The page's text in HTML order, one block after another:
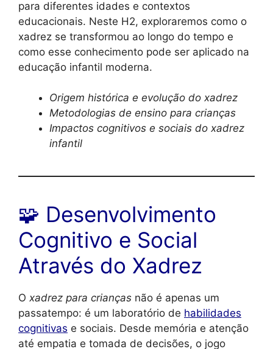
para diferentes idades e contextos
educacionais. Neste H2, exploraremos como o
xadrez se transformou ao longo do tempo e
como esse conhecimento pode ser aplicado na
educação infantil moderna.
Origem histórica e evolução do xadrez
Metodologias de ensino para crianças
Impactos cognitivos e sociais do xadrez
infantil
🧩 Desenvolvimento
Cognitivo e Social
Através do Xadrez
O xadrez para crianças não é apenas um
passatempo: é um laboratório de habilidades
cognitivas e sociais. Desde memória e atenção
até empatia e tomada de decisões, o jogo